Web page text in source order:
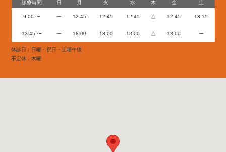
診療時間 日 月 火 水 木 金 土
9:00 〜 ー 12:45 12:45 12:45 △ 12:45 13:15
13:45 〜 ー 18:00 18:00 18:00 △ 18:00 ー
休診日：日曜・祝日・土曜午後
不定休：木曜